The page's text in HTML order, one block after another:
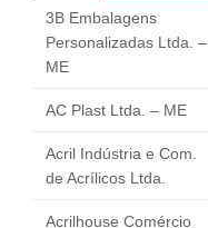
Central de Comunicação
Links
Agenda
NOSSAS ASSOCIADAS
SEJA UM ASSOCIADO
3B Embalagens
Personalizadas Ltda. –
ME
AC Plast Ltda. – ME
Acril Indústria e Com.
de Acrílicos Ltda.
Acrilhouse Comércio